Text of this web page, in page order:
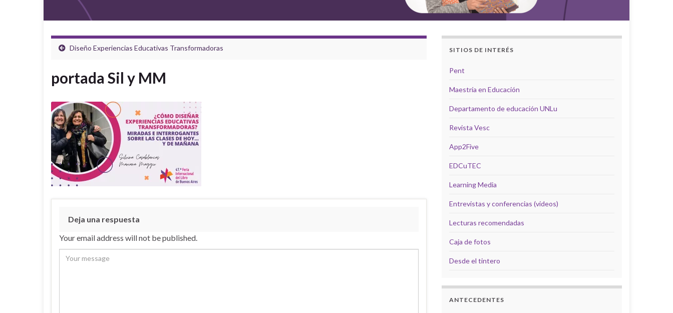
Diseño Experiencias Educativas Transformadoras
portada Sil y MM
Deja una respuesta
Your email address will not be published.
SITIOS DE INTERÉS
Pent
Maestría en Educación
Departamento de educación UNLu
Revista Vesc
App2Five
EDCuTEC
Learning Media
Entrevistas y conferencias (videos)
Lecturas recomendadas
Caja de fotos
Desde el tintero
ANTECEDENTES